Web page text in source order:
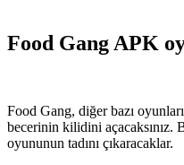
Food Gang APK
Food Gang, diğer bazı
becerinin kilidini açacaksınız.
oyununun tadını çıkaracaklar.